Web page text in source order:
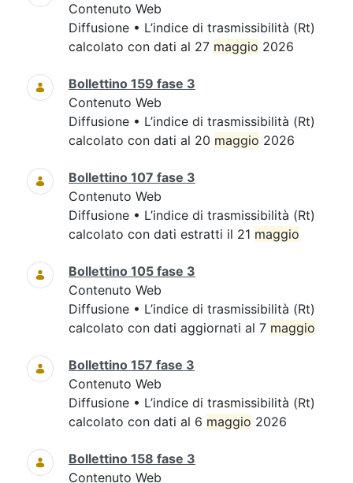
Contenuto Web
Diffusione • L’indice di trasmissibilità (Rt)
calcolato con dati al 27 maggio 2026
Bollettino 159 fase 3
Contenuto Web
Diffusione • L’indice di trasmissibilità (Rt)
calcolato con dati al 20 maggio 2026
Bollettino 107 fase 3
Contenuto Web
Diffusione • L’indice di trasmissibilità (Rt)
calcolato con dati estratti il 21 maggio
Bollettino 105 fase 3
Contenuto Web
Diffusione • L’indice di trasmissibilità (Rt)
calcolato con dati aggiornati al 7 maggio
Bollettino 157 fase 3
Contenuto Web
Diffusione • L’indice di trasmissibilità (Rt)
calcolato con dati al 6 maggio 2026
Bollettino 158 fase 3
Contenuto Web